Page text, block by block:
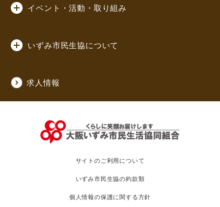
イベント・活動・取り組み
いずみ市民生協について
求人情報
サイトのご利用について
いずみ市民生協の約款類
個人情報の保護に関する方針